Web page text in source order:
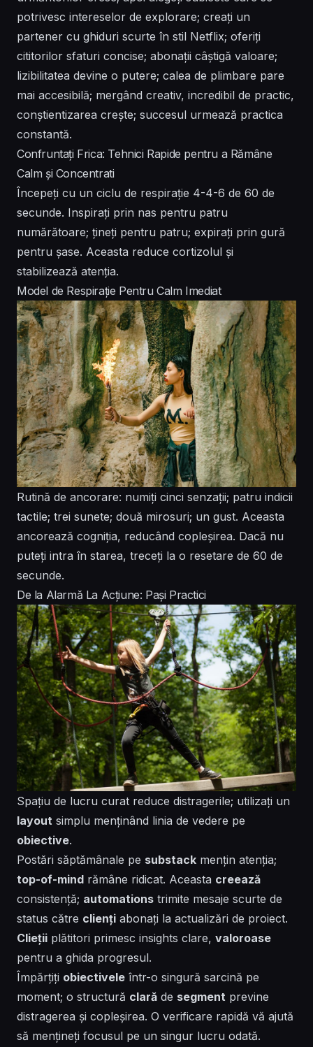
potrivesc intereselor de explorare; creați un
partener cu ghiduri scurte în stil Netflix; oferiți
cititorilor sfaturi concise; abonații câștigă valoare;
lizibilitatea devine o putere; calea de plimbare pare
mai accesibilă; mergând creativ, incredibil de practic,
conștientizarea crește; succesul urmează practica
constantă.
Confruntați Frica: Tehnici Rapide pentru a Rămâne
Calm și Concentrati
Începeți cu un ciclu de respirație 4-4-6 de 60 de
secunde. Inspirați prin nas pentru patru
numărătoare; țineți pentru patru; expirați prin gură
pentru șase. Aceasta reduce cortizolul și
stabilizează atenția.
Model de Respirație Pentru Calm Imediat
Rutină de ancorare: numiți cinci senzații; patru indicii
tactile; trei sunete; două mirosuri; un gust. Aceasta
ancorează cogniția, reducând copleșirea. Dacă nu
puteți intra în starea, treceți la o resetare de 60 de
secunde.
De la Alarmă La Acțiune: Pași Practici
Spațiu de lucru curat reduce distragerile; utilizați un
layout simplu menținând linia de vedere pe
obiective.
Postări săptămânale pe substack mențin atenția;
top-of-mind rămâne ridicat. Aceasta creează
consistență; automations trimite mesaje scurte de
status către clienți abonați la actualizări de proiect.
Clieții plătitori primesc insights clare, valoroase
pentru a ghida progresul.
Împărțiți obiectivele într-o singură sarcină pe
moment; o structură clară de segment previne
distragerea și copleșirea. O verificare rapidă vă ajută
să mențineți focusul pe un singur lucru odată.